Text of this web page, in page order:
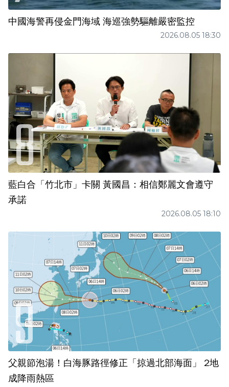
中國海警再侵金門海域 海巡強勢驅離嚴密監控
2026.08.05 18:30
藍白合「竹北市」卡關 黃國昌：相信鄭麗文會遵守
承諾
2026.08.05 18:10
父親節泡湯！白海豚路徑修正「掠過北部海面」 2地
成降雨熱區